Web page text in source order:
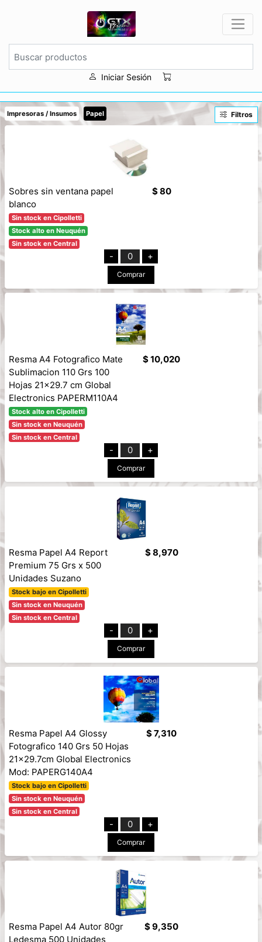
Iniciar Sesión
Impresoras / Insumos Papel Filtros
Sobres sin ventana papel
blanco
Sin stock en Cipolletti
Stock alto en Neuquén
Sin stock en Central
$ 80
- 0 +
Comprar
Resma A4 Fotografico Mate
Sublimacion 110 Grs 100
Hojas 21x29.7 cm Global
Electronics PAPERM110A4
Stock alto en Cipolletti
Sin stock en Neuquén
Sin stock en Central
$ 10,020
- 0 +
Comprar
Resma Papel A4 Report
Premium 75 Grs x 500
Unidades Suzano
Stock bajo en Cipolletti
Sin stock en Neuquén
Sin stock en Central
$ 8,970
- 0 +
Comprar
Resma Papel A4 Glossy
Fotografico 140 Grs 50 Hojas
21x29.7cm Global Electronics
Mod: PAPERG140A4
Stock bajo en Cipolletti
Sin stock en Neuquén
Sin stock en Central
$ 7,310
- 0 +
Comprar
Resma Papel A4 Autor 80gr
Ledesma 500 Unidades
$ 9,350